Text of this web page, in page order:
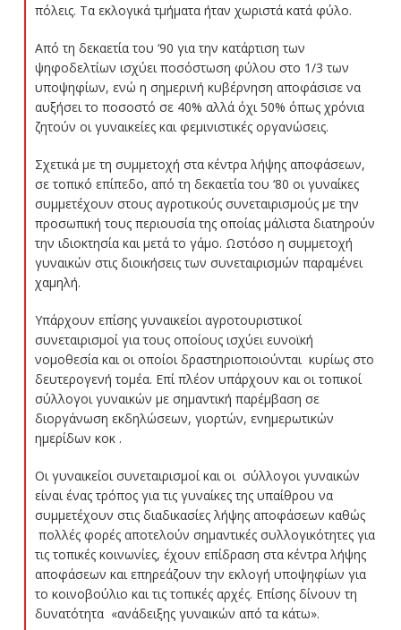
πόλεις. Τα εκλογικά τμήματα ήταν χωριστά κατά φύλο.
Από τη δεκαετία του ‘90 για την κατάρτιση των
ψηφοδελτίων ισχύει ποσόστωση φύλου στο 1/3 των
υποψηφίων, ενώ η σημερινή κυβέρνηση αποφάσισε να
αυξήσει το ποσοστό σε 40% αλλά όχι 50% όπως χρόνια
ζητούν οι γυναικείες και φεμινιστικές οργανώσεις.
Σχετικά με τη συμμετοχή στα κέντρα λήψης αποφάσεων,
σε τοπικό επίπεδο, από τη δεκαετία του ‘80 οι γυναίκες
συμμετέχουν στους αγροτικούς συνεταιρισμούς με την
προσωπική τους περιουσία της οποίας μάλιστα διατηρούν
την ιδιοκτησία και μετά το γάμο. Ωστόσο η συμμετοχή
γυναικών στις διοικήσεις των συνεταιρισμών παραμένει
χαμηλή.
Υπάρχουν επίσης γυναικείοι αγροτουριστικοί
συνεταιρισμοί για τους οποίους ισχύει ευνοϊκή
νομοθεσία και οι οποίοι δραστηριοποιούνται κυρίως στο
δευτερογενή τομέα. Επί πλέον υπάρχουν και οι τοπικοί
σύλλογοι γυναικών με σημαντική παρέμβαση σε
διοργάνωση εκδηλώσεων, γιορτών, ενημερωτικών
ημερίδων κοκ .
Οι γυναικείοι συνεταιρισμοί και οι σύλλογοι γυναικών
είναι ένας τρόπος για τις γυναίκες της υπαίθρου να
συμμετέχουν στις διαδικασίες λήψης αποφάσεων καθώς
πολλές φορές αποτελούν σημαντικές συλλογικότητες για
τις τοπικές κοινωνίες, έχουν επίδραση στα κέντρα λήψης
αποφάσεων και επηρεάζουν την εκλογή υποψηφίων για
το κοινοβούλιο και τις τοπικές αρχές. Επίσης δίνουν τη
δυνατότητα «ανάδειξης γυναικών από τα κάτω».